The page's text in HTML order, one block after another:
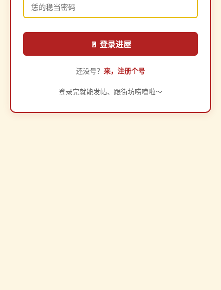
🚪 登录进屋
还没号？ 来，注册个号
登录完就能发帖、跟街坊唠嗑啦～